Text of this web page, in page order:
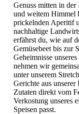
Genuss mitten in
und weitem Himmel
prickelnden Aperitif
nachhaltige
erfährst du, wie auf
Gemüsebeet bis zur
Geheimnisse
nehmen wir
unter unserem
Gerichte aus
Zutaten direkt vom
Verkostung unseres
Speisen passt.